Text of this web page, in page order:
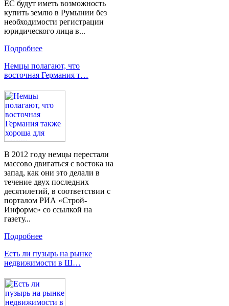
ЕС будут иметь возможность
купить землю в Румынии без
необходимости регистрации
юридического лица в...
Подробнее
Немцы полагают, что
восточная Германия т…
В 2012 году немцы перестали
массово двигаться с востока на
запад, как они это делали в
течение двух последних
десятилетий, в соответствии с
порталом РИА «Строй-
Информс» со ссылкой на
газету...
Подробнее
Есть ли пузырь на рынке
недвижимости в Ш…